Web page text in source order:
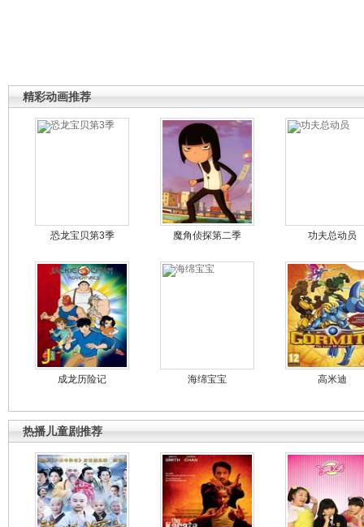
精彩动画推荐
恐龙宝贝第3季 魔角侦探第二季 功夫总动员
成龙历险记 海绵宝宝 高米迪
热播儿童剧推荐